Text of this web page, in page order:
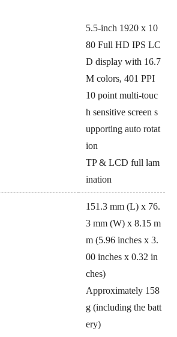
5.5-inch 1920 x 10
80 Full HD IPS LC
D display with 16.7
M colors, 401 PPI
10 point multi-touc
h sensitive screen s
upporting auto rotat
ion
TP & LCD full lam
ination
151.3 mm (L) x 76.
3 mm (W) x 8.15 m
m (5.96 inches x 3.
00 inches x 0.32 in
ches)
Approximately 158
g (including the batt
ery)